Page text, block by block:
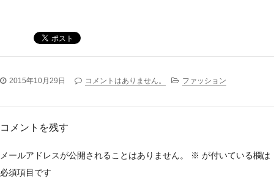
2015年10月29日 コメントはありません。 ファッション
コメントを残す
メールアドレスが公開されることはありません。 ※ が付いている欄は
必須項目です